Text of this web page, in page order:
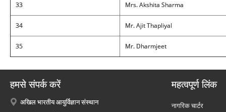
33 Mrs. Akshita Sharma
34 Mr. Ajit Thapliyal
35 Mr. Dharmjeet
हमसे संपर्क करें
अखिल भारतीय आयुर्विज्ञान संस्थान
महत्वपूर्ण लिंक
नागरिक चार्टर